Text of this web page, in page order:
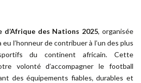
d’Afrique des Nations 2025, organisée
eu l’honneur de contribuer à l’un des plus
du continent africain. Cette
volonté d’accompagner le football
des équipements fiables, durables et